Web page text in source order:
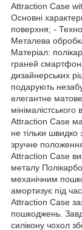
Attraction Case
Основні
поверхня; -
Металева
Матеріал:
граней
дизайнерських
подарують
елегантне
Attraction Case
не тільки
зручне
Attraction Case
металу
механічним
амортизує під
Attraction Case
пошкоджень.
силікону чохол